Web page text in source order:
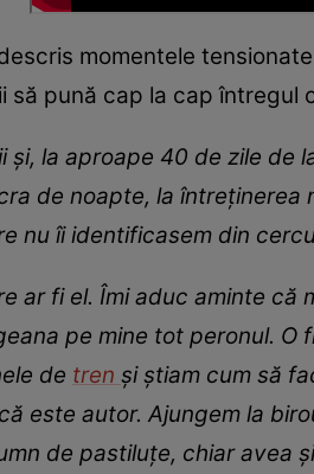
momentele
să pună cap la cap întregul
la aproape 40 de zile de
de noapte, la
nu îi identificasem din
ar fi el. Îmi aduc aminte
pe mine tot peronul.
de tren și știam cum să
este autor. Ajungem la
de pastiluțe, chiar avea